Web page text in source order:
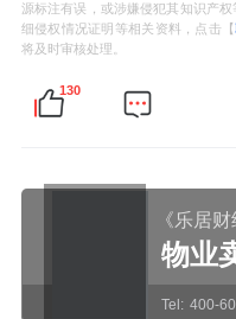
源标注有误，或涉嫌侵犯其知识产
细侵权情况证明等相关资料，点击【
将及时审核处理。
130
《乐居财
物业
Tel: 400-